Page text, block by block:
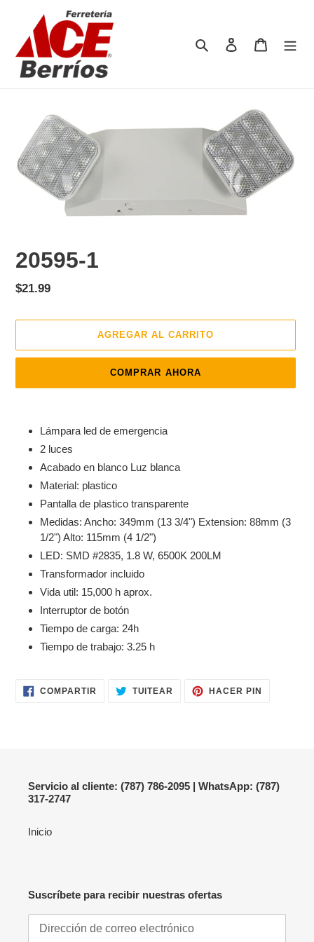
directamente
contenido
Buscar Ingresar Carrito
20595-1
Precio
$21.99
AGREGAR AL CARRITO
COMPRAR AHORA
producto
carrito
Lámpara led de emergencia
2 luces
Acabado en blanco Luz blanca
Material: plastico
Pantalla de plastico transparente
Medidas: Ancho: 349mm (13 3/4") Extension: 88mm (3
1/2") Alto: 115mm (4 1/2")
LED: SMD #2835, 1.8 W, 6500K 200LM
Transformador incluido
Vida util: 15,000 h aprox.
Interruptor de botón
Tiempo de carga: 24h
Tiempo de trabajo: 3.25 h
COMPARTIR COMPARTIR
EN
TUITEAR TUITEARHACER PIN
Servicio al cliente: (787) 786-2095 | WhatsApp: (787)
317-2747
Inicio
Suscríbete para recibir nuestras ofertas